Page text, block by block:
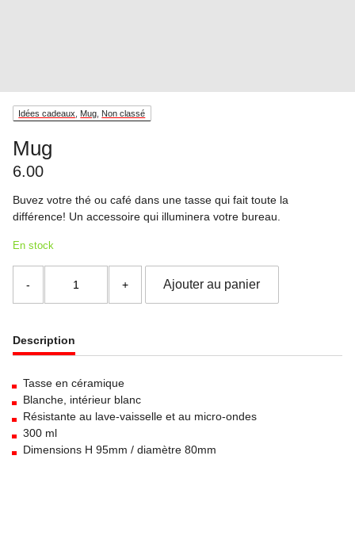
Idées cadeaux Mug Non classé
Mug
6.00
Buvez votre thé ou café dans une tasse qui fait toute la
différence! Un accessoire qui illuminera votre bureau.
En stock
Mug
Ajouter au panier
Description
Tasse en céramique
Blanche, intérieur blanc
Résistante au lave-vaisselle et au micro-ondes
300 ml
Dimensions H 95mm / diamètre 80mm